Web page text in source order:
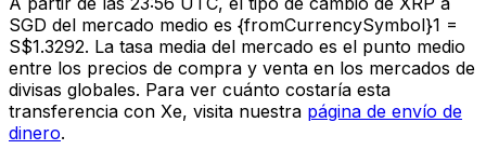
SGD del mercado medio es {fromCurrencySymbol}1 =
S$1.3292. La tasa media del mercado es el punto medio
entre los precios de compra y venta en los mercados de
divisas globales. Para ver cuánto costaría esta
transferencia con Xe, visita nuestra página de envío de
dinero.